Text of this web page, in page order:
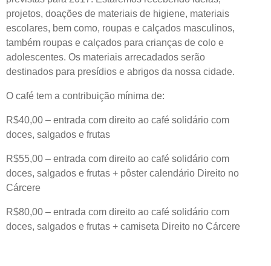
projetos, doações de materiais de higiene, materiais
escolares, bem como, roupas e calçados masculinos,
também roupas e calçados para crianças de colo e
adolescentes. Os materiais arrecadados serão
destinados para presídios e abrigos da nossa cidade.
O café tem a contribuição mínima de:
R$40,00 – entrada com direito ao café solidário com
doces, salgados e frutas
R$55,00 – entrada com direito ao café solidário com
doces, salgados e frutas + pôster calendário Direito no
Cárcere
R$80,00 – entrada com direito ao café solidário com
doces, salgados e frutas + camiseta Direito no Cárcere